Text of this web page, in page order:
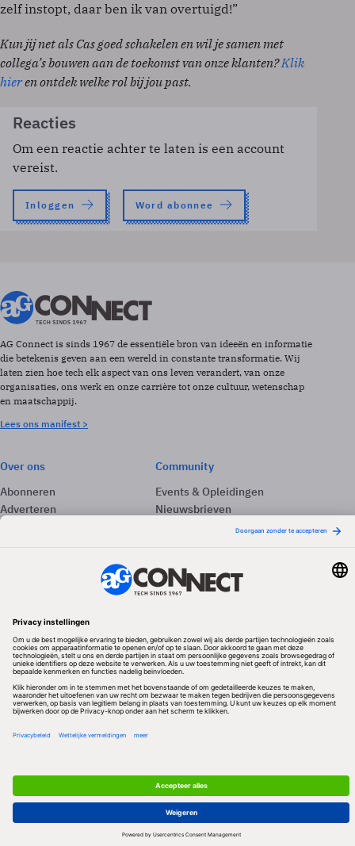
zelf instopt, daar ben ik van overtuigd!”
Kun jij net als Cas goed schakelen en wil je samen met
collega’s bouwen aan de toekomst van onze klanten?Klik
hieren ontdek welke rol bij jou past.
Reacties
Om een reactie achter te laten is een account
vereist.
Inloggen Word abonnee
AG Connect is sinds 1967 de essentiële bron van ideeën en informatie
die betekenis geven aan een wereld in constante transformatie. Wij
laten zien hoe tech elk aspect van ons leven verandert, van onze
organisaties, ons werk en onze carrière tot onze cultuur, wetenschap
en maatschappij.
Lees ons manifest >
Over ons
Abonneren
Adverteren
Community
Events & Opleidingen
Nieuwsbrieven
Redactionele partner
Privacy & Cookies